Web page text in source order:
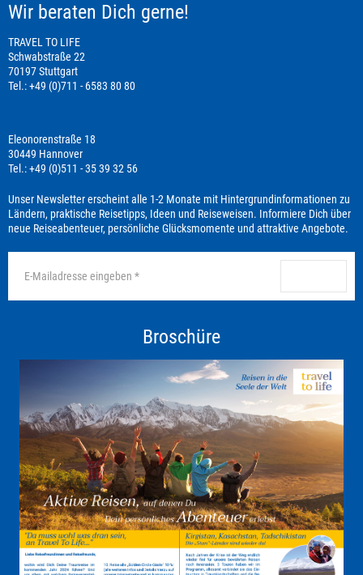
Wir beraten Dich gerne!
TRAVEL TO LIFE
Schwabstraße 22
70197 Stuttgart
Tel.: +49 (0)711 - 6583 80 80
Eleonorenstraße 18
30449 Hannover
Tel.: +49 (0)511 - 35 39 32 56
Unser Newsletter erscheint alle 1-2 Monate mit Hintergrundinformationen zu
Ländern, praktische Reisetipps, Ideen und Reiseweisen. Informiere Dich über
neue Reiseabenteuer, persönliche Glücksmomente und attraktive Angebote.
Broschüre